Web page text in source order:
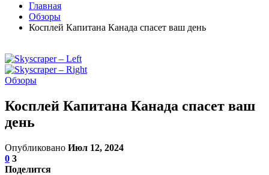
Главная
Обзоры
Косплей Капитана Канада спасет ваш день
Обзоры
Косплей Капитана Канада спасет ваш
день
Опубликовано Июл 12, 2024
0 3
Поделится